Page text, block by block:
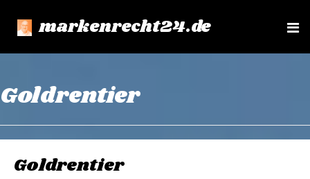
markenrecht24.de
e
Goldrentier
Goldrentier